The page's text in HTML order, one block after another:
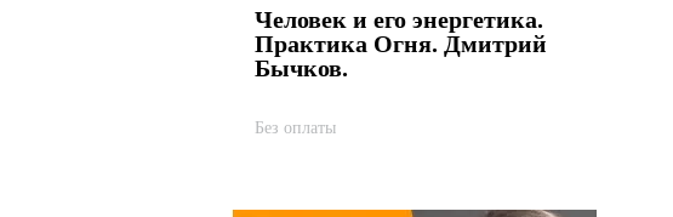
Человек и его энергетика.
Практика Огня. Дмитрий
Бычков.
Без оплаты